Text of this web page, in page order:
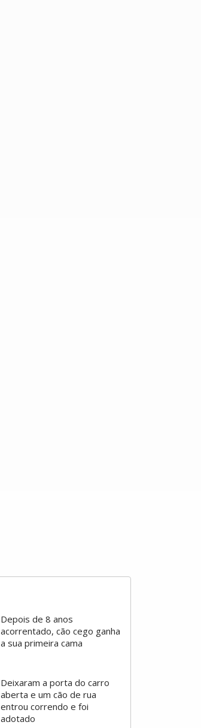
Depois de 8 anos
acorrentado, cão cego ganha
a sua primeira cama
Deixaram a porta do carro
aberta e um cão de rua
entrou correndo e foi
adotado